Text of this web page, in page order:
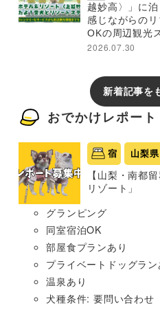
越妙高〉」に
感じながらの
OKの周辺観光
2026.07.30
新着記事を
おでかけレポート
宿 山梨県
【山梨・南都
リゾート」
グランピング
同室宿泊OK
部屋食プランあり
プライベートドッグラン
温泉あり
犬種条件: 要問い合わせ